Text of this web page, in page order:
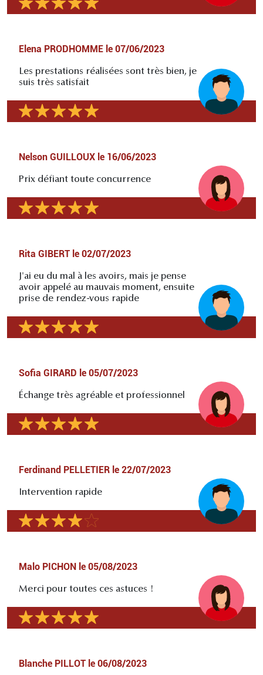
Elena PRODHOMME le 07/06/2023
Les prestations réalisées sont très bien, je
suis très satisfait
Nelson GUILLOUX le 16/06/2023
Prix défiant toute concurrence
Rita GIBERT le 02/07/2023
J'ai eu du mal à les avoirs, mais je pense
avoir appelé au mauvais moment, ensuite
prise de rendez-vous rapide
Sofia GIRARD le 05/07/2023
Échange très agréable et professionnel
Ferdinand PELLETIER le 22/07/2023
Intervention rapide
Malo PICHON le 05/08/2023
Merci pour toutes ces astuces !
Blanche PILLOT le 06/08/2023